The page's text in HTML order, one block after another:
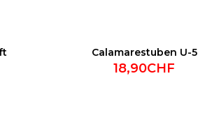
Calamarestuben U-5
18,90CHF